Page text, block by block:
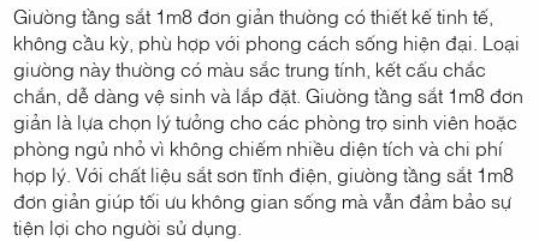
Giường tầng sắt 1m8 đơn giản thường có thiết kế tinh tế,
không cầu kỳ, phù hợp với phong cách sống hiện đại. Loại
giường này thường có màu sắc trung tính, kết cấu chắc
chắn, dễ dàng vệ sinh và lắp đặt. Giường tầng sắt 1m8 đơn
giản là lựa chọn lý tưởng cho các phòng trọ sinh viên hoặc
phòng ngủ nhỏ vì không chiếm nhiều diện tích và chi phí
hợp lý. Với chất liệu sắt sơn tĩnh điện, giường tầng sắt 1m8
đơn giản giúp tối ưu không gian sống mà vẫn đảm bảo sự
tiện lợi cho người sử dụng.